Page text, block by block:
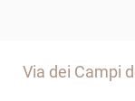
Via dei Campi